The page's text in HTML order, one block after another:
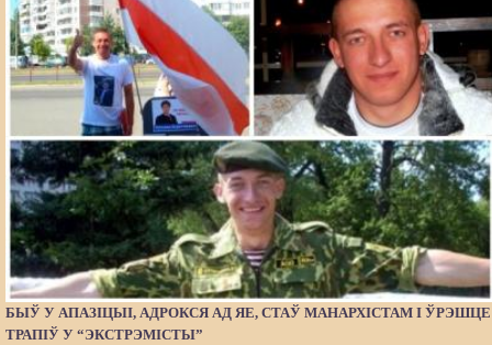
БЫЎ У АПАЗІЦЫІ, АДРОКСЯ АД ЯЕ, СТАЎ МАНАРХІСТАМ І ЎРЭШЦЕ
ТРАПІЎ У “ЭКСТРЭМІСТЫ”